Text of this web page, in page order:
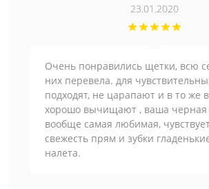
23.01.2020
Очень понравились щетки, всю
них перевела. для
подходят, не царапают и в то же
хорошо вычищают , ваша черная
вообще самая любимая,
свежесть прям и зубки
налета.